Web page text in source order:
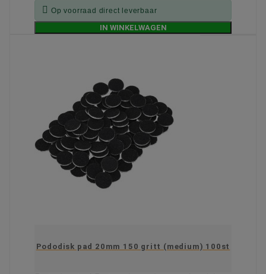
 Op voorraad direct leverbaar
IN WINKELWAGEN
Pododisk pad 20mm 150 gritt (medium) 100st